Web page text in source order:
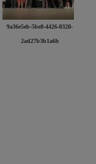
9a36e5eb-5be8-4426-8328-
2ad27b3b1a6b